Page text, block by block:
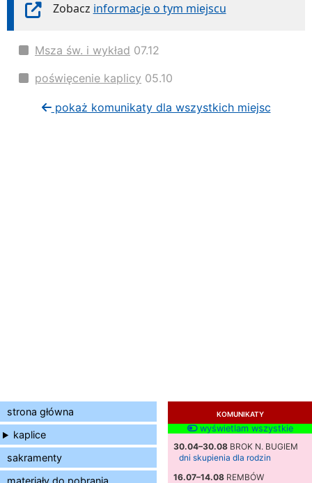
strona główna
kaplice
sakramenty
KOMUNIKATY
wyświetlam wszystkie
30.04–30.08 BROK N. BUGIEM
dni skupienia dla rodzin
16.07–14.08 REMBÓW
Zobacz informacje o tym miejscu
Msza św. i wykład 07.12
poświęcenie kaplicy 05.10
pokaż komunikaty dla wszystkich miejsc